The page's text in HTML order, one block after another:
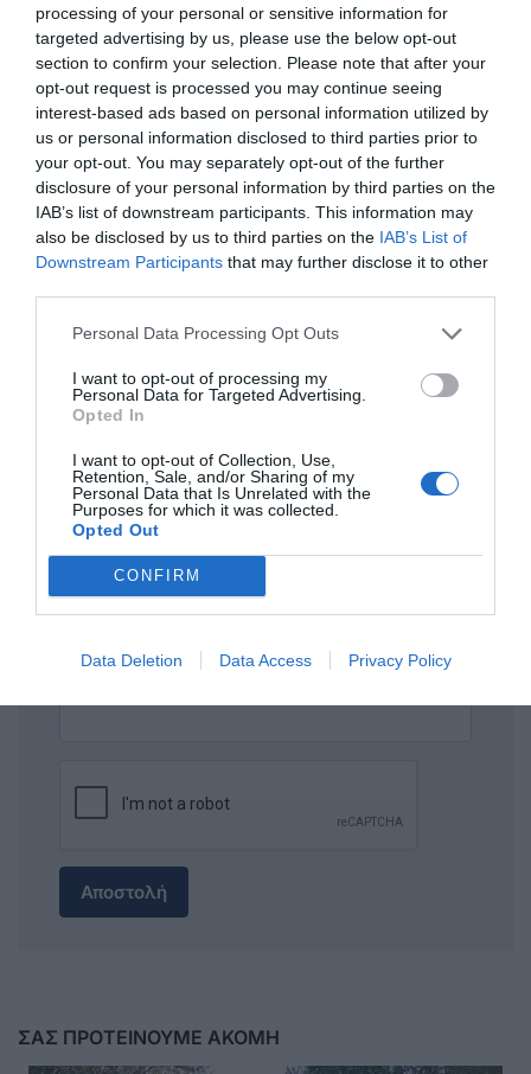
processing of your personal or sensitive information for
targeted advertising by us, please use the below opt-out
section to confirm your selection. Please note that after your
opt-out request is processed you may continue seeing
interest-based ads based on personal information utilized by
us or personal information disclosed to third parties prior to
your opt-out. You may separately opt-out of the further
disclosure of your personal information by third parties on the
IAB’s list of downstream participants. This information may
also be disclosed by us to third parties on the IAB’s List of
Downstream Participants that may further disclose it to other
Personal Data Processing Opt Outs
I want to opt-out of processing my
Personal Data for Targeted Advertising.
Opted In
I want to opt-out of Collection, Use,
Retention, Sale, and/or Sharing of my
Personal Data that Is Unrelated with the
Purposes for which it was collected.
Opted Out
CONFIRM
Data Deletion Data Access Privacy Policy
Νεκταρία Σκαλέρη
19/06 - 21:17
Δυστυχώς
δεν υπαρχουν μεγάλες πέτρες, όπως μας
πληροφόρησε ο κ.Ζαχαρός.
ΟΝΟΜΑ
ΤΙΤΛΟΣ
ΣΧΟΛΙΟ
Αποστολή
ΣΑΣ ΠΡΟΤΕΙΝΟΥΜΕ ΑΚΟΜΗ